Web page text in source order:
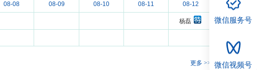
08-08 08-09 08-10 08-11 08-12
杨磊
更多 >>
微信服务号
微信视频号